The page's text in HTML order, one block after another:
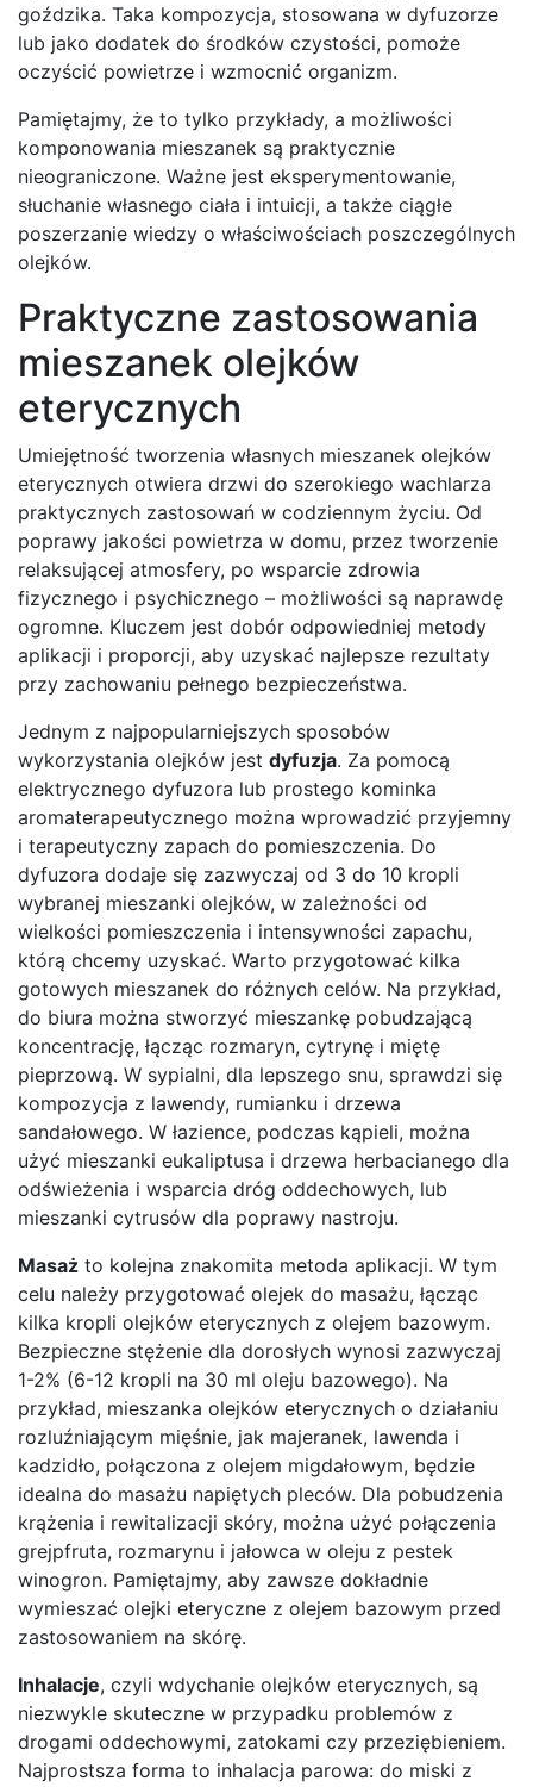
goździka. Taka kompozycja, stosowana w dyfuzorze
lub jako dodatek do środków czystości, pomoże
oczyścić powietrze i wzmocnić organizm.
Pamiętajmy, że to tylko przykłady, a możliwości
komponowania mieszanek są praktycznie
nieograniczone. Ważne jest eksperymentowanie,
słuchanie własnego ciała i intuicji, a także ciągłe
poszerzanie wiedzy o właściwościach poszczególnych
olejków.
Praktyczne zastosowania
mieszanek olejków
eterycznych
Umiejętność tworzenia własnych mieszanek olejków
eterycznych otwiera drzwi do szerokiego wachlarza
praktycznych zastosowań w codziennym życiu. Od
poprawy jakości powietrza w domu, przez tworzenie
relaksującej atmosfery, po wsparcie zdrowia
fizycznego i psychicznego – możliwości są naprawdę
ogromne. Kluczem jest dobór odpowiedniej metody
aplikacji i proporcji, aby uzyskać najlepsze rezultaty
przy zachowaniu pełnego bezpieczeństwa.
Jednym z najpopularniejszych sposobów
wykorzystania olejków jest dyfuzja. Za pomocą
elektrycznego dyfuzora lub prostego kominka
aromaterapeutycznego można wprowadzić przyjemny
i terapeutyczny zapach do pomieszczenia. Do
dyfuzora dodaje się zazwyczaj od 3 do 10 kropli
wybranej mieszanki olejków, w zależności od
wielkości pomieszczenia i intensywności zapachu,
którą chcemy uzyskać. Warto przygotować kilka
gotowych mieszanek do różnych celów. Na przykład,
do biura można stworzyć mieszankę pobudzającą
koncentrację, łącząc rozmaryn, cytrynę i miętę
pieprzową. W sypialni, dla lepszego snu, sprawdzi się
kompozycja z lawendy, rumianku i drzewa
sandałowego. W łazience, podczas kąpieli, można
użyć mieszanki eukaliptusa i drzewa herbacianego dla
odświeżenia i wsparcia dróg oddechowych, lub
mieszanki cytrusów dla poprawy nastroju.
Masaż to kolejna znakomita metoda aplikacji. W tym
celu należy przygotować olejek do masażu, łącząc
kilka kropli olejków eterycznych z olejem bazowym.
Bezpieczne stężenie dla dorosłych wynosi zazwyczaj
1-2% (6-12 kropli na 30 ml oleju bazowego). Na
przykład, mieszanka olejków eterycznych o działaniu
rozluźniającym mięśnie, jak majeranek, lawenda i
kadzidło, połączona z olejem migdałowym, będzie
idealna do masażu napiętych pleców. Dla pobudzenia
krążenia i rewitalizacji skóry, można użyć połączenia
grejpfruta, rozmarynu i jałowca w oleju z pestek
winogron. Pamiętajmy, aby zawsze dokładnie
wymieszać olejki eteryczne z olejem bazowym przed
zastosowaniem na skórę.
Inhalacje, czyli wdychanie olejków eterycznych, są
niezwykle skuteczne w przypadku problemów z
drogami oddechowymi, zatokami czy przeziębieniem.
Najprostsza forma to inhalacja parowa: do miski z